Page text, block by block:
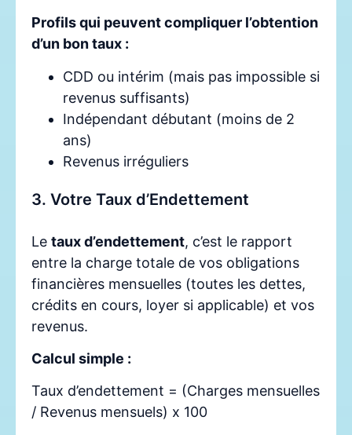
Profils qui peuvent compliquer l’obtention
d’un bon taux :
CDD ou intérim (mais pas impossible si
revenus suffisants)
Indépendant débutant (moins de 2
ans)
Revenus irréguliers
3. Votre Taux d’Endettement
Le taux d’endettement, c’est le rapport
entre la charge totale de vos obligations
financières mensuelles (toutes les dettes,
crédits en cours, loyer si applicable) et vos
revenus.
Calcul simple :
Taux d’endettement = (Charges mensuelles
/ Revenus mensuels) x 100